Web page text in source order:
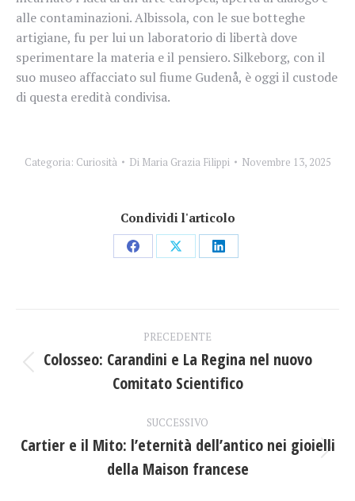
alle contaminazioni. Albissola, con le sue botteghe
artigiane, fu per lui un laboratorio di libertà dove
sperimentare la materia e il pensiero. Silkeborg, con il
suo museo affacciato sul fiume Gudenå, è oggi il custode
di questa eredità condivisa.
Categoria: Curiosità Di Maria Grazia Filippi Novembre 13, 2025
Condividi l'articolo
CondividiCondividiCondividi
tra
post
PRECEDENTE
Post
precedente:
Colosseo: Carandini e La Regina nel nuovo
Comitato Scientifico
SUCCESSIVO
Prossimo
post:
Cartier e il Mito: l’eternità dell’antico nei gioielli
della Maison francese